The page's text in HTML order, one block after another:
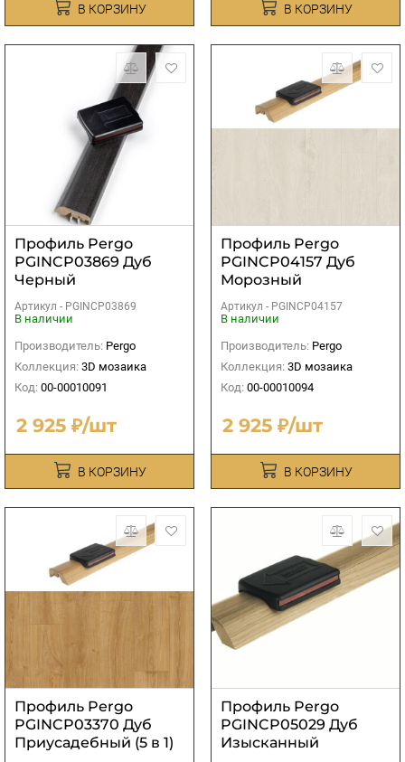
В КОРЗИНУ В КОРЗИНУ
Профиль Pergo
PGINCP03869 Дуб
Черный
Классический (5 в 1)
Артикул - PGINCP03869
В наличии
Производитель: Pergo
Коллекция: 3D мозаика
Код: 00-00010091
2 925 ₽/шт
В КОРЗИНУ
Профиль Pergo
PGINCP04157 Дуб
Морозный
Патинированный (5 в
1)
Артикул - PGINCP04157
В наличии
Производитель: Pergo
Коллекция: 3D мозаика
Код: 00-00010094
2 925 ₽/шт
В КОРЗИНУ
Профиль Pergo
PGINCP03370 Дуб
Приусадебный (5 в 1)
Профиль Pergo
PGINCP05029 Дуб
Изысканный